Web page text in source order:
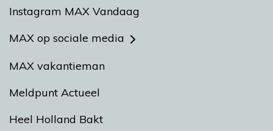
Instagram MAX Vandaag
MAX op sociale media
MAX vakantieman
Meldpunt Actueel
Heel Holland Bakt